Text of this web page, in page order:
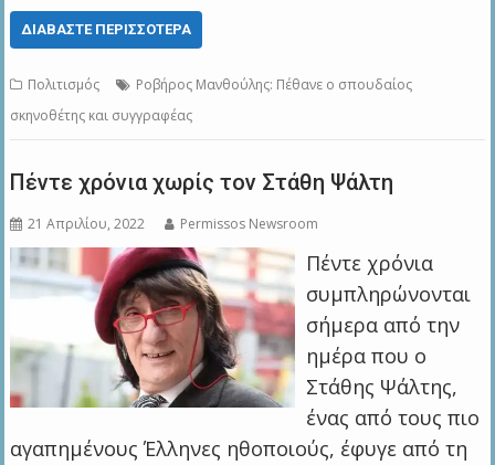
ΔΙΑΒΆΣΤΕ ΠΕΡΙΣΣΌΤΕΡΑ
Πολιτισμός
Ροβήρος Μανθούλης: Πέθανε ο σπουδαίος
σκηνοθέτης και συγγραφέας
Πέντε χρόνια χωρίς τον Στάθη Ψάλτη
21 Απριλίου, 2022 Permissos Newsroom
Πέντε χρόνια
συμπληρώνονται
σήμερα από την
ημέρα που ο
Στάθης Ψάλτης,
ένας από τους πιο
αγαπημένους Έλληνες ηθοποιούς, έφυγε από τη